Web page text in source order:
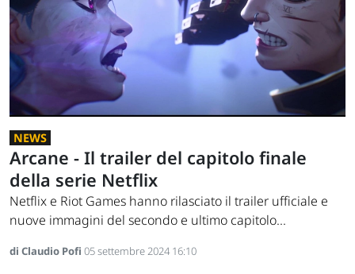
NEWS
Arcane - Il trailer del capitolo finale
della serie Netflix
Netflix e Riot Games hanno rilasciato il trailer ufficiale e
nuove immagini del secondo e ultimo capitolo...
di Claudio Pofi 05 settembre 2024 16:10